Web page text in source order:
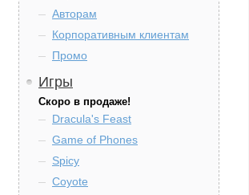
Авторам
Корпоративным клиентам
Промо
Игры
Скоро в продаже!
Dracula's Feast
Game of Phones
Spicy
Coyote